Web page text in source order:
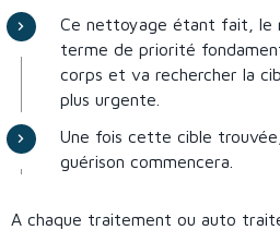
Ce nettoyage étant fait, le
terme de priorité
corps et va rechercher la
plus urgente.
Une fois cette cible
guérison commencera.
A chaque traitement ou auto